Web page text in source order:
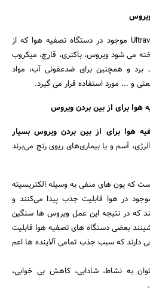
لامپ uv یا همان فرابنفش Ultraviolet موجود در دستگاه تصفیه هوا که از
می شود ویروس، باکتری، قارچ، میکروب
برد و همچنین برای ضدعفونی آب، مواد
و ... مورد استفاده قرار می گیرد.
هوا برای از بین بردن ویروس
هوا برای از بین بردن ویروس بسیار
آسم و یا بیماری‌های ریوی رنج می‌برند
که یون های منفی به وسیله الکتریسیته
در هوا قابلیت جذب پیدا می‌کنند و
که در نتیجه این عمل ویروس ها سنگین
بعضی دستگاه های تصفیه هوا قابلیت
دارند که سبب جذب تمامی آلاینده ها اعم
به نشاط، شادابی، کاهش بی خوابی،